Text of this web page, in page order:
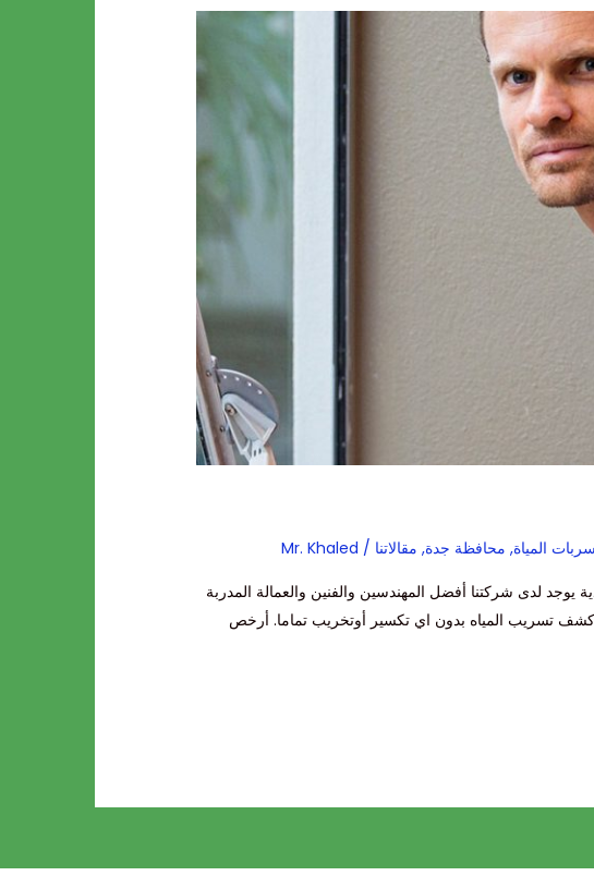
المياة, محافظة جدة, مقالاتنا /
Mr. Khaled
لدى شركتنا أفضل المهندسين والفنين والعمالة المدربة
تسريب المياه بدون اي تكسير أوتخريب تماما. أرخص